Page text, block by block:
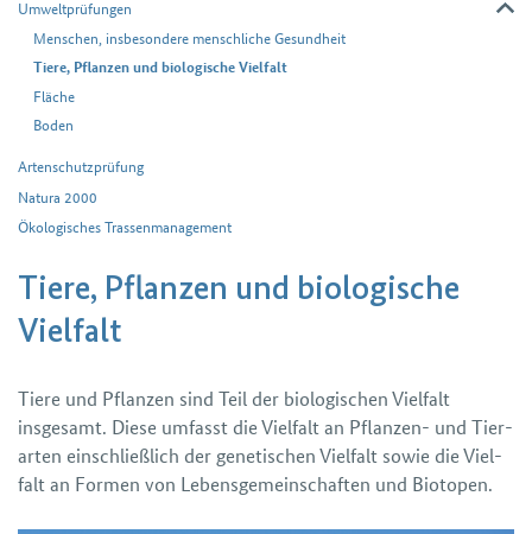
Umweltprüfungen
Menschen, insbesondere menschliche Gesundheit
Tiere, Pflanzen und biologische Vielfalt
Fläche
Boden
Artenschutzprüfung
Natura 2000
Ökologisches Trassenmanagement
Tiere, Pflanzen und biologische
Vielfalt
Tiere und Pflanzen sind Teil der biologischen Viel­falt
insgesamt. Diese umfasst die Viel­falt an Pflanzen- und Tier­
arten einschließ­lich der genetischen Viel­falt sowie die Viel­
falt an Formen von Lebens­gemeinschaften und Biotopen.